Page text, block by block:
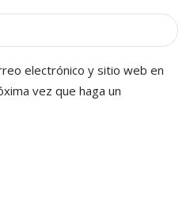
electrónico y sitio web en
vez que haga un